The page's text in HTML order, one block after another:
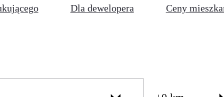
Dla dewelopera Ceny